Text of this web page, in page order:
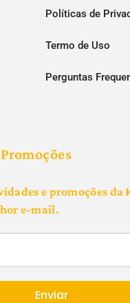
Políticas de
Termo de Uso
Perguntas
e promoções da
e-mail.
Enviar